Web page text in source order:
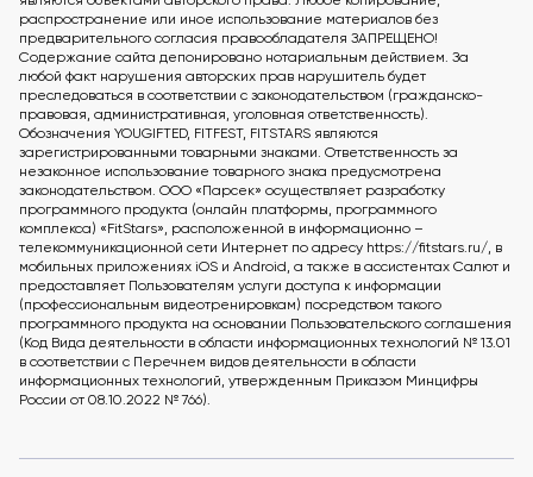
распространение или иное использование материалов без
предварительного согласия правообладателя ЗАПРЕЩЕНО!
Содержание сайта депонировано нотариальным действием. За
любой факт нарушения авторских прав нарушитель будет
преследоваться в соответствии с законодательством (гражданско-
правовая, административная, уголовная ответственность).
Обозначения YOUGIFTED, FITFEST, FITSTARS являются
зарегистрированными товарными знаками. Ответственность за
незаконное использование товарного знака предусмотрена
законодательством. ООО «Парсек» осуществляет разработку
программного продукта (онлайн платформы, программного
комплекса) «FitStars», расположенной в информационно –
телекоммуникационной сети Интернет по адресу https://fitstars.ru/, в
мобильных приложениях iOS и Android, а также в ассистентах Салют и
предоставляет Пользователям услуги доступа к информации
(профессиональным видеотренировкам) посредством такого
программного продукта на основании Пользовательского соглашения
(Код Вида деятельности в области информационных технологий № 13.01
в соответствии с Перечнем видов деятельности в области
информационных технологий, утвержденным Приказом Минцифры
России от 08.10.2022 № 766).